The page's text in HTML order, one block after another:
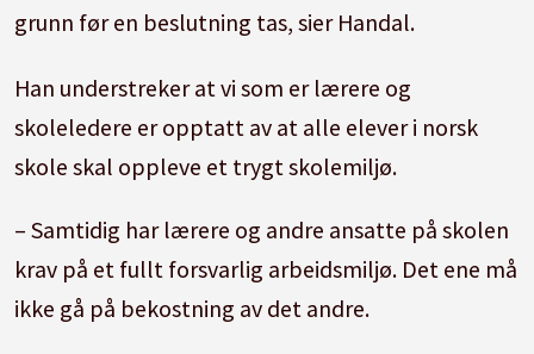
grunn før en beslutning tas, sier Handal.
Han understreker at vi som er lærere og
skoleledere er opptatt av at alle elever i norsk
skole skal oppleve et trygt skolemiljø.
– Samtidig har lærere og andre ansatte på skolen
krav på et fullt forsvarlig arbeidsmiljø. Det ene må
ikke gå på bekostning av det andre.